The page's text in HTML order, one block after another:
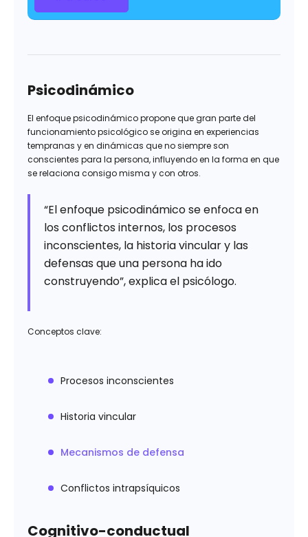
Psicodinámico
El enfoque psicodinámico propone que gran parte del
funcionamiento psicológico se origina en experiencias
tempranas y en dinámicas que no siempre son
conscientes para la persona, influyendo en la forma en que
se relaciona consigo misma y con otros.
“El enfoque psicodinámico se enfoca en
los conflictos internos, los procesos
inconscientes, la historia vincular y las
defensas que una persona ha ido
construyendo”, explica el psicólogo.
Conceptos clave:
Procesos inconscientes
Historia vincular
Mecanismos de defensa
Conflictos intrapsíquicos
Cognitivo-conductual